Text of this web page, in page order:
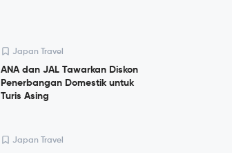
Japan Travel
ANA dan JAL Tawarkan Diskon
Penerbangan Domestik untuk
Turis Asing
Japan Travel